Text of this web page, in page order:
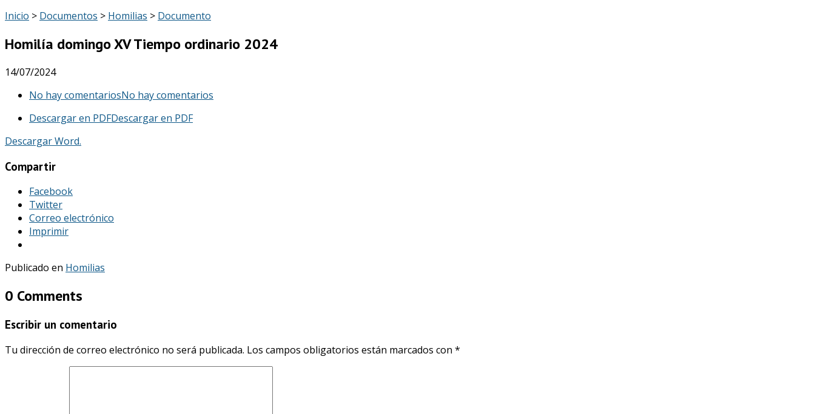
Inicio > Documentos > Homilias > Documento
Homilía domingo XV Tiempo ordinario 2024
14/07/2024
No hay comentariosNo hay comentarios
Descargar en PDFDescargar en PDF
Descargar Word.
Compartir
Facebook
Twitter
Correo electrónico
Imprimir
Publicado en Homilias
0 Comments
Escribir un comentario
Tu dirección de correo electrónico no será publicada. Los campos obligatorios están marcados con *